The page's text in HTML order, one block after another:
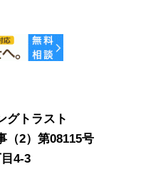
グトラスト
（2）第08115号
4-3